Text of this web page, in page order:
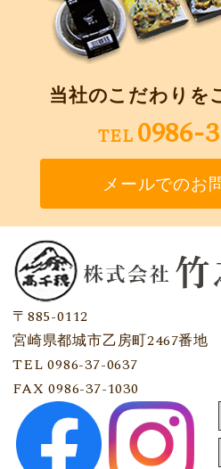
当社のこだわりを
TEL 0986-
メールでのお
〒885-0112
宮崎県都城市乙房町2467番地
TEL 0986-37-0637
FAX 0986-37-1030